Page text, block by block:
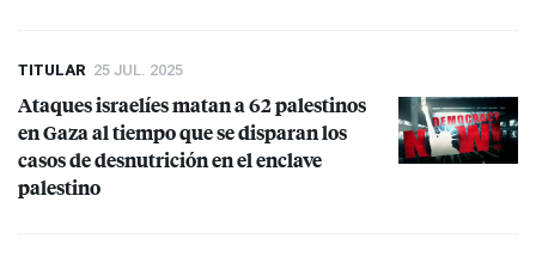
TITULAR 25 JUL. 2025
Ataques israelíes matan a 62 palestinos
en Gaza al tiempo que se disparan los
casos de desnutrición en el enclave
palestino